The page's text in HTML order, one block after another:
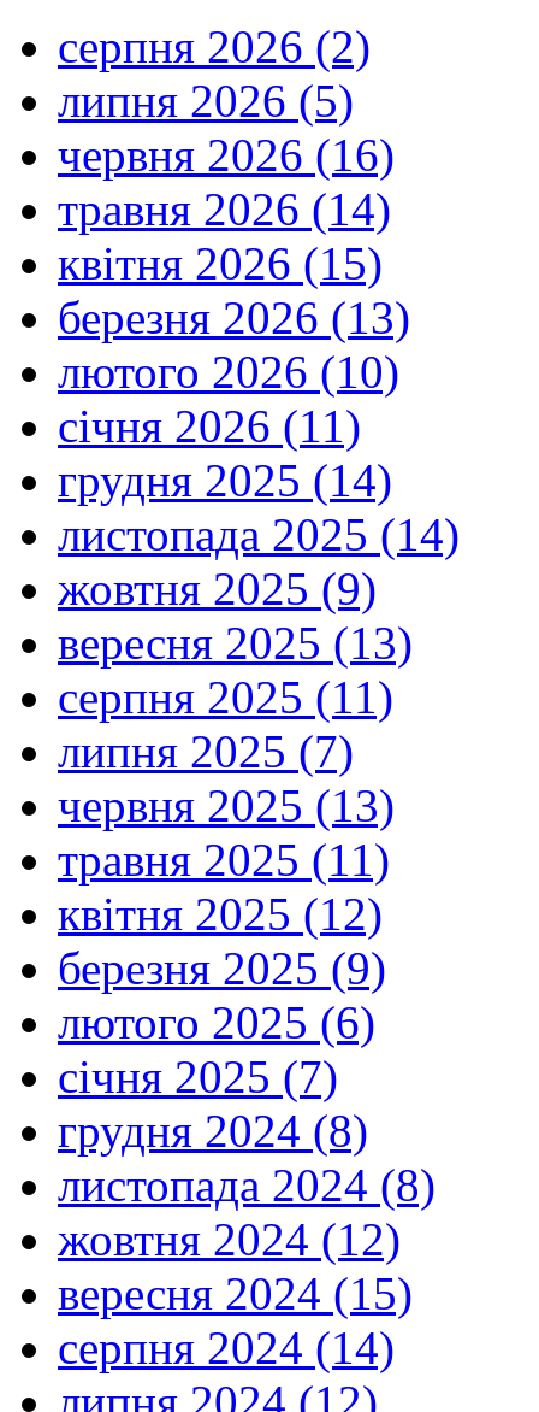
серпня 2026 (2)
липня 2026 (5)
червня 2026 (16)
травня 2026 (14)
квітня 2026 (15)
березня 2026 (13)
лютого 2026 (10)
січня 2026 (11)
грудня 2025 (14)
листопада 2025 (14)
жовтня 2025 (9)
вересня 2025 (13)
серпня 2025 (11)
липня 2025 (7)
червня 2025 (13)
травня 2025 (11)
квітня 2025 (12)
березня 2025 (9)
лютого 2025 (6)
січня 2025 (7)
грудня 2024 (8)
листопада 2024 (8)
жовтня 2024 (12)
вересня 2024 (15)
серпня 2024 (14)
липня 2024 (12)